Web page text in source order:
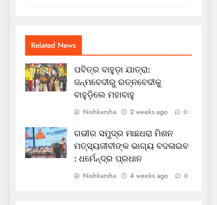
Related News
ପବିତ୍ର ବାହୁଡ଼ା ଯାତ୍ରା:
ଜନ୍ମବେଦୀରୁ ରତ୍ନବେଦୀକୁ
ବାହୁଡ଼ିଲେ ମହାବାହୁ
Nishkarsha 2 weeks ago 0
ଗଭୀର ସମୁଦ୍ର ମାଛଧରା ମିଶନ
ମତ୍ସ୍ୟଜୀବୀଙ୍କ ଭାଗ୍ୟ ବଦଳାଇବ
: ଧର୍ମେନ୍ଦ୍ର ପ୍ରଧାନ
Nishkarsha 4 weeks ago 0